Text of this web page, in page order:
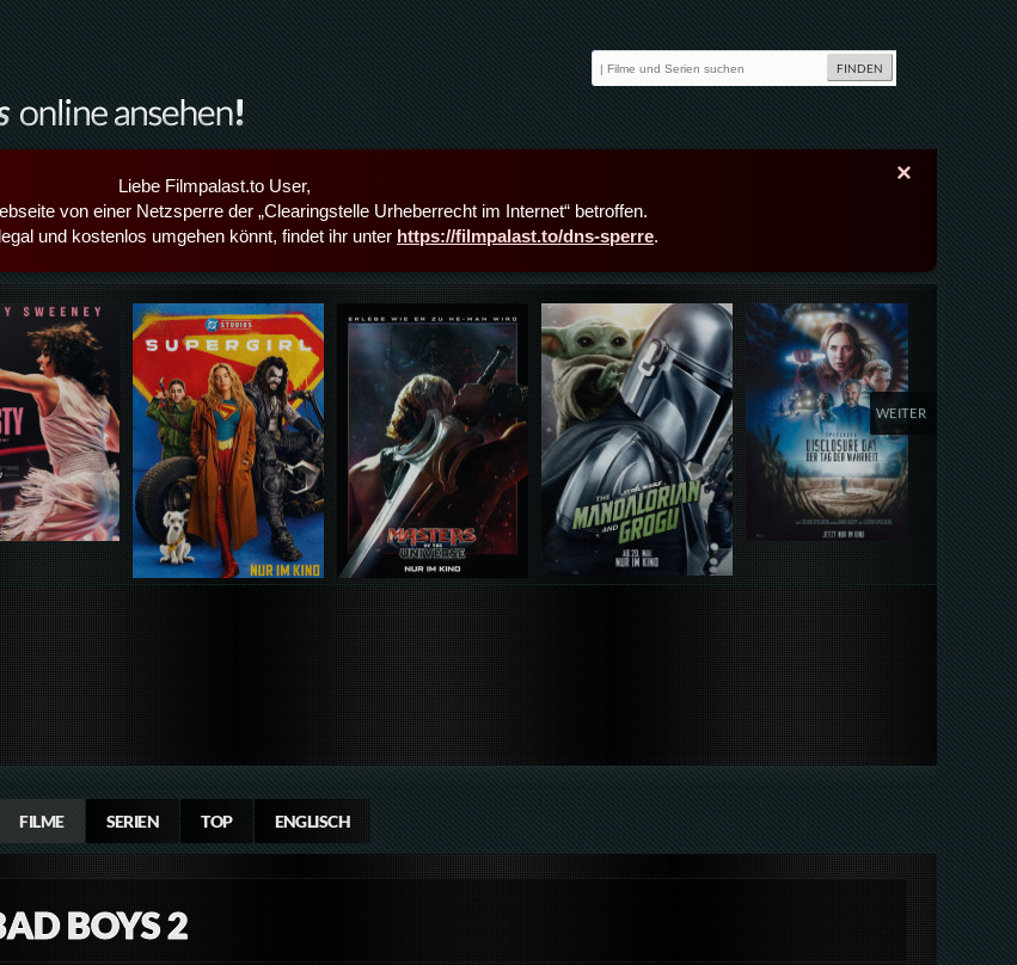
×
Liebe Filmpalast.to User,
von einer Netzsperre der „Clearingstelle Urheberrecht im Internet“ betroffen.
und kostenlos umgehen könnt, findet ihr unter https://filmpalast.to/dns-sperre.
Details,Play Details,Play Details,Play Details,Play
WEITER
FILME SERIEN TOP ENGLISCH
BOYS 2